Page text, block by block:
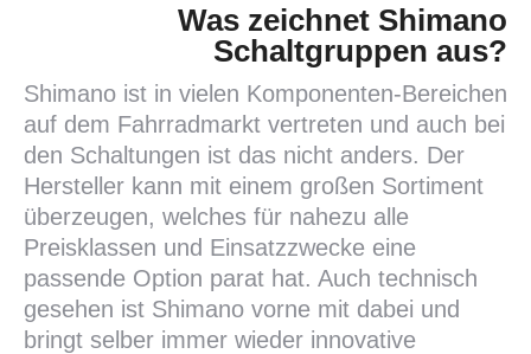
Was zeichnet Shimano
Schaltgruppen aus?
Shimano ist in vielen Komponenten-Bereichen
auf dem Fahrradmarkt vertreten und auch bei
den Schaltungen ist das nicht anders. Der
Hersteller kann mit einem großen Sortiment
überzeugen, welches für nahezu alle
Preisklassen und Einsatzzwecke eine
passende Option parat hat. Auch technisch
gesehen ist Shimano vorne mit dabei und
bringt selber immer wieder innovative